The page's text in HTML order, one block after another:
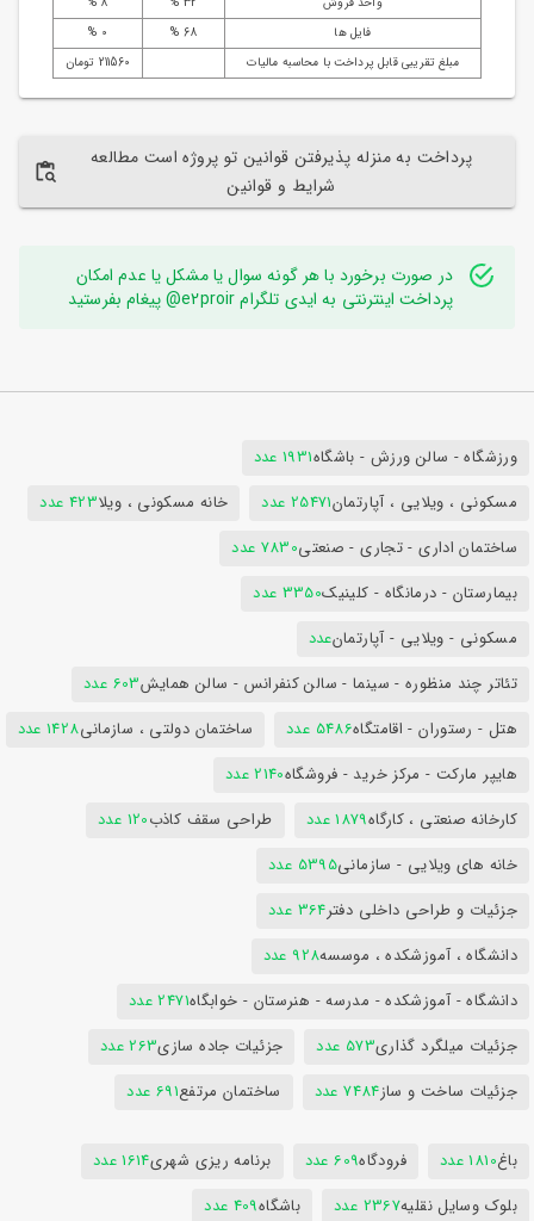
فایل ها
68 %
0 %
مبلغ تقریبی قابل پرداخت با محاسبه مالیات
211560 تومان
پرداخت به منزله پذیرفتن قوانین تو پروژه است مطالعه
شرایط و قوانین
در صورت برخورد با هر گونه سوال یا مشکل یا عدم امکان
پرداخت اینترنتی به ایدی تلگرام e2proir@ پیغام بفرستید
ورزشگاه - سالن ورزش - باشگاه1931 عدد
مسکونی ، ویلایی ، آپارتمان25471 عدد خانه مسکونی ، ویلا423 عدد
ساختمان اداری - تجاری - صنعتی7830 عدد
بیمارستان - درمانگاه - کلینیک3350 عدد
مسکونی - ویلایی - آپارتمانعدد
تئاتر چند منظوره - سینما - سالن کنفرانس - سالن همایش603 عدد
هتل - رستوران - اقامتگاه5486 عدد ساختمان دولتی ، سازمانی1428 عدد
هایپر مارکت - مرکز خرید - فروشگاه2140 عدد
کارخانه صنعتی ، کارگاه1879 عدد طراحی سقف کاذب120 عدد
خانه های ویلایی - سازمانی5395 عدد
جزئیات و طراحی داخلی دفتر364 عدد
دانشگاه ، آموزشکده ، موسسه928 عدد
دانشگاه - آموزشکده - مدرسه - هنرستان - خوابگاه2471 عدد
جزئیات میلگرد گذاری573 عدد جزئیات جاده سازی263 عدد
جزئیات ساخت و ساز7484 عدد ساختمان مرتفع691 عدد
باغ1810 عدد فرودگاه609 عدد برنامه ریزی شهری1614 عدد
بلوک وسایل نقلیه2367 عدد باشگاه409 عدد